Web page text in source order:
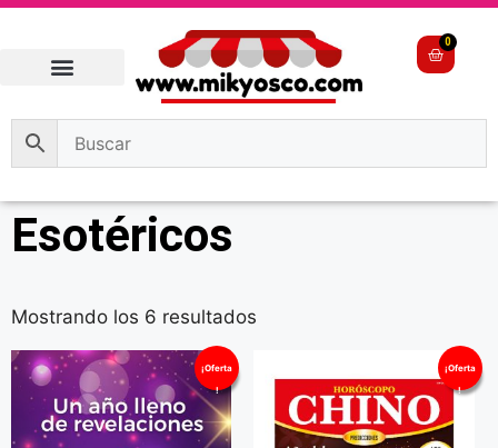
0
Esotéricos
Mostrando los 6 resultados
¡Oferta
!
¡Oferta
!